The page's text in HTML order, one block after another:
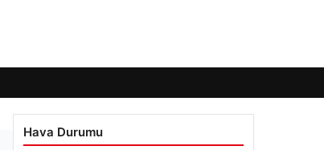
Hava Durumu